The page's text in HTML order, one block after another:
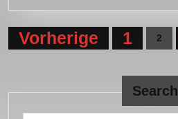
Seitennummerierung
Vorherige 1 2
Search